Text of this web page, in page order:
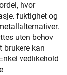
hvor
fuktighet og
uten behov
brukere kan
vedlikehold